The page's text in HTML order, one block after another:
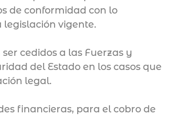
de conformidad con lo
legislación vigente.
cedidos a las Fuerzas y
del Estado en los casos que
legal.
financieras, para el cobro de